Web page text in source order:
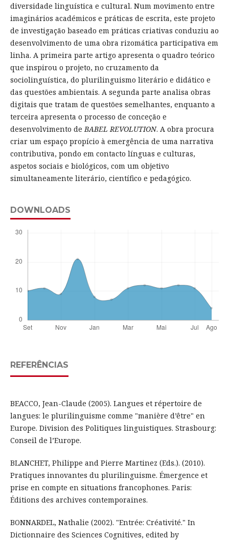
diversidade linguística e cultural. Num movimento entre
imaginários académicos e práticas de escrita, este projeto
de investigação baseado em práticas criativas conduziu ao
desenvolvimento de uma obra rizomática participativa em
linha. A primeira parte artigo apresenta o quadro teórico
que inspirou o projeto, no cruzamento da
sociolinguística, do plurilinguismo literário e didático e
das questões ambientais. A segunda parte analisa obras
digitais que tratam de questões semelhantes, enquanto a
terceira apresenta o processo de conceção e
desenvolvimento de BABEL REVOLUTION. A obra procura
criar um espaço propício à emergência de uma narrativa
contributiva, pondo em contacto línguas e culturas,
aspetos sociais e biológicos, com um objetivo
simultaneamente literário, científico e pedagógico.
DOWNLOADS
REFERÊNCIAS
BEACCO, Jean-Claude (2005). Langues et répertoire de
langues: le plurilinguisme comme "manière d’être" en
Europe. Division des Politiques linguistiques. Strasbourg:
Conseil de l’Europe.
BLANCHET, Philippe and Pierre Martinez (Eds.). (2010).
Pratiques innovantes du plurilinguisme. Émergence et
prise en compte en situations francophones. Paris:
Éditions des archives contemporaines.
BONNARDEL, Nathalie (2002). "Entrée: Créativité." In
Dictionnaire des Sciences Cognitives, edited by